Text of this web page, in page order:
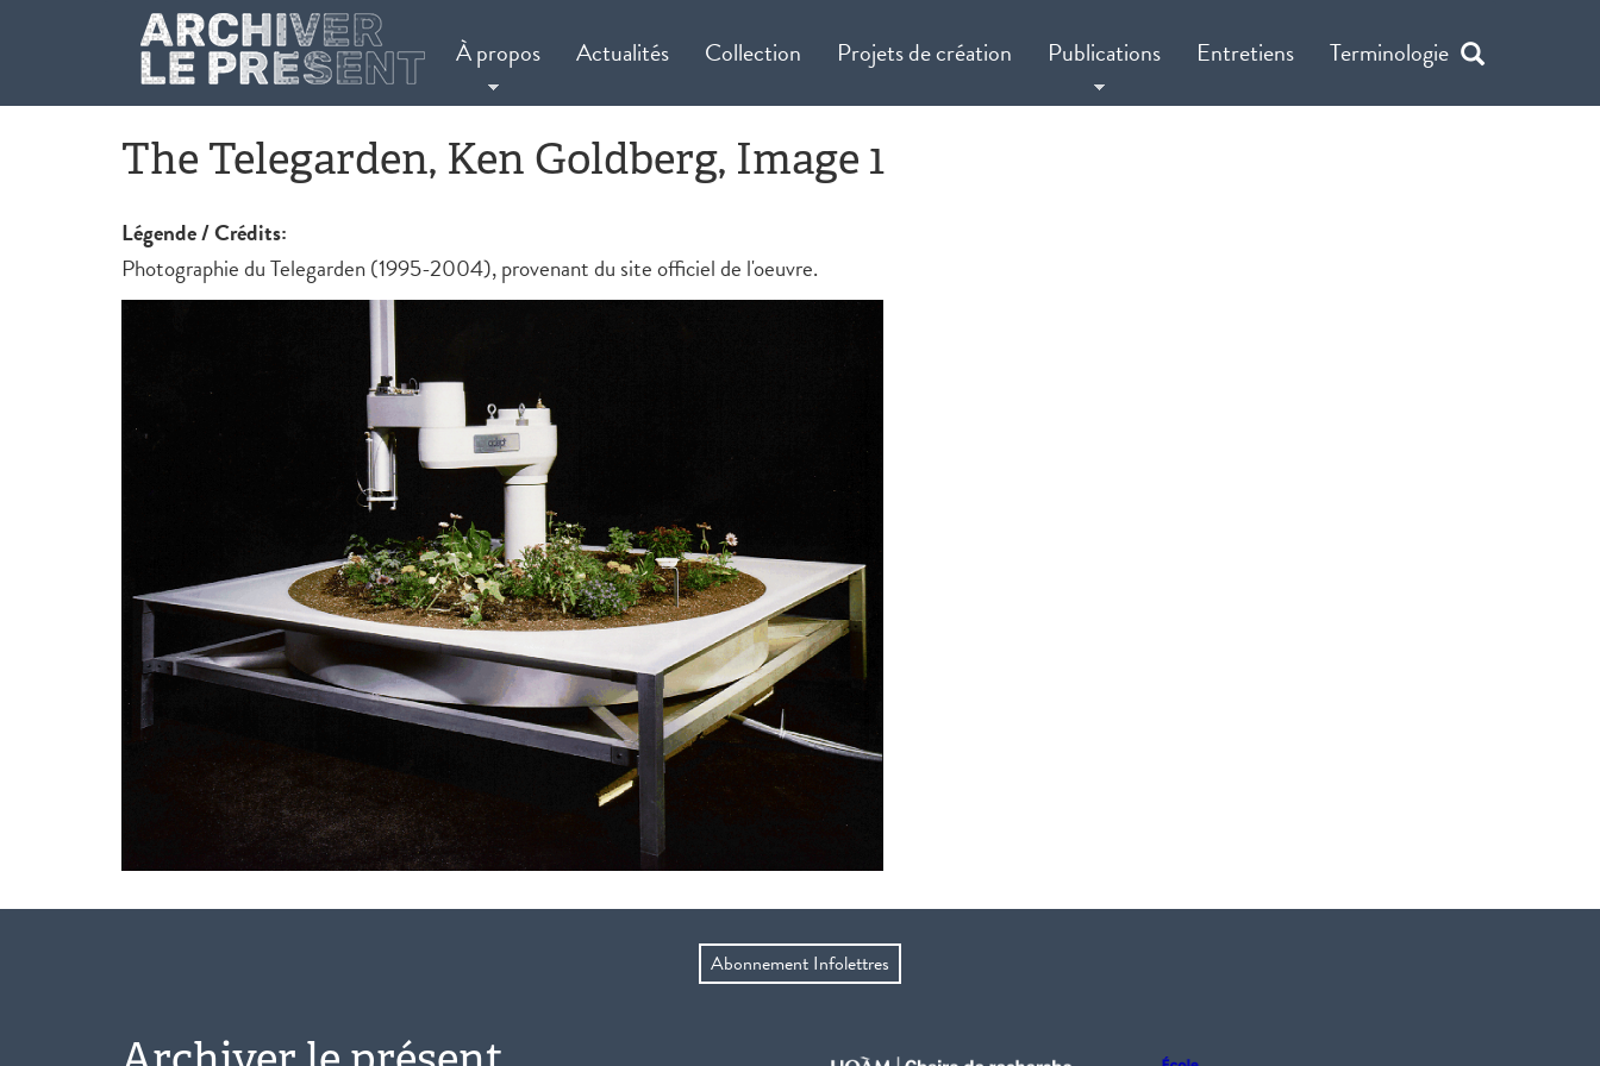
Aller au contenu principal
À propos Actualités Collection Projets de création Publications Entretiens Terminologie
The Telegarden, Ken Goldberg, Image 1
Légende / Crédits:
Photographie du Telegarden (1995-2004), provenant du site officiel de l'oeuvre.
Abonnement Infolettres